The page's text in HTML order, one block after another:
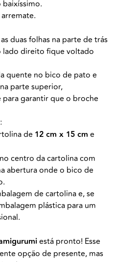
duas folhas na parte de trás
lado direito fique voltado
quente no bico de pato e
parte superior,
garantir que o broche
:
de 12 cm x 15 cm e
centro da cartolina com
abertura onde o bico de
de cartolina e, se
plástica para um
está pronto! Esse
opção de presente, mas